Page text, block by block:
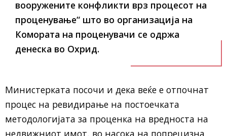
вооружените конфликти врз процесот на
проценување“ што во организација на
Комората на проценувачи се одржа
денеска во Охрид.
Министерката посочи и дека веќе е отпочнат
процес на ревидирање на постоечката
методологијата за проценка на вредноста на
недвижниот имот, во насока на попрецизна